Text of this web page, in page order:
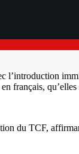
français,
du TCF,